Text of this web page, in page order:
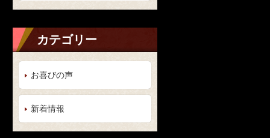
カテゴリー
お喜びの声
新着情報